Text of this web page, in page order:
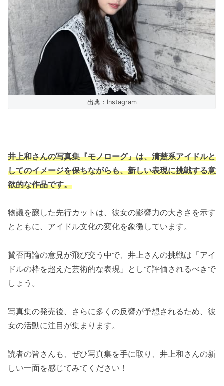
出典：Instagram
井上和さんの写真集『モノローグ』は、清楚系アイドルと
してのイメージを保ちながらも、新しい表現に挑戦する意
欲的な作品です。
物議を醸した先行カットは、彼女の影響力の大きさを示す
とともに、アイドル文化の変化を象徴しています。
賛否両論の意見が飛び交う中で、井上さんの挑戦は「アイ
ドルの枠を超えた芸術的な表現」として評価されるべきで
しょう。
写真集の発売後、さらに多くの反響が予想されるため、彼
女の活動に注目が集まります。
読者の皆さんも、ぜひ写真集を手に取り、井上和さんの新
しい一面を感じてみてください！